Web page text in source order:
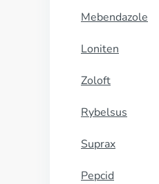
Mebendazole
Loniten
Zoloft
Rybelsus
Suprax
Pepcid